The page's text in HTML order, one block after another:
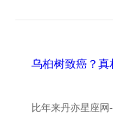
乌桕树致癌？真
比年来丹亦星座